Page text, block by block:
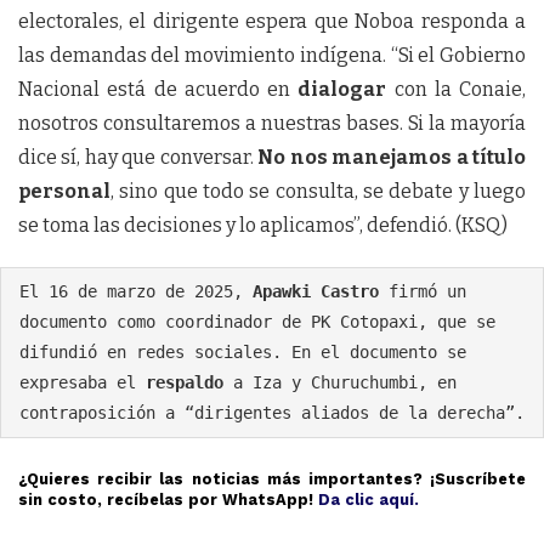
electorales, el dirigente espera que Noboa responda a
las demandas del movimiento indígena. “Si el Gobierno
Nacional está de acuerdo en dialogar con la Conaie,
nosotros consultaremos a nuestras bases. Si la mayoría
dice sí, hay que conversar. No nos manejamos a título
personal, sino que todo se consulta, se debate y luego
se toma las decisiones y lo aplicamos”, defendió. (KSQ)
El 16 de marzo de 2025, Apawki Castro firmó un
documento como coordinador de PK Cotopaxi, que se
difundió en redes sociales. En el documento se
expresaba el
respaldo a Iza y Churuchumbi, en
contraposición a “dirigentes aliados de la derecha”.
¿Quieres recibir las noticias más importantes? ¡Suscríbete
sin costo, recíbelas por WhatsApp! Da clic aquí.